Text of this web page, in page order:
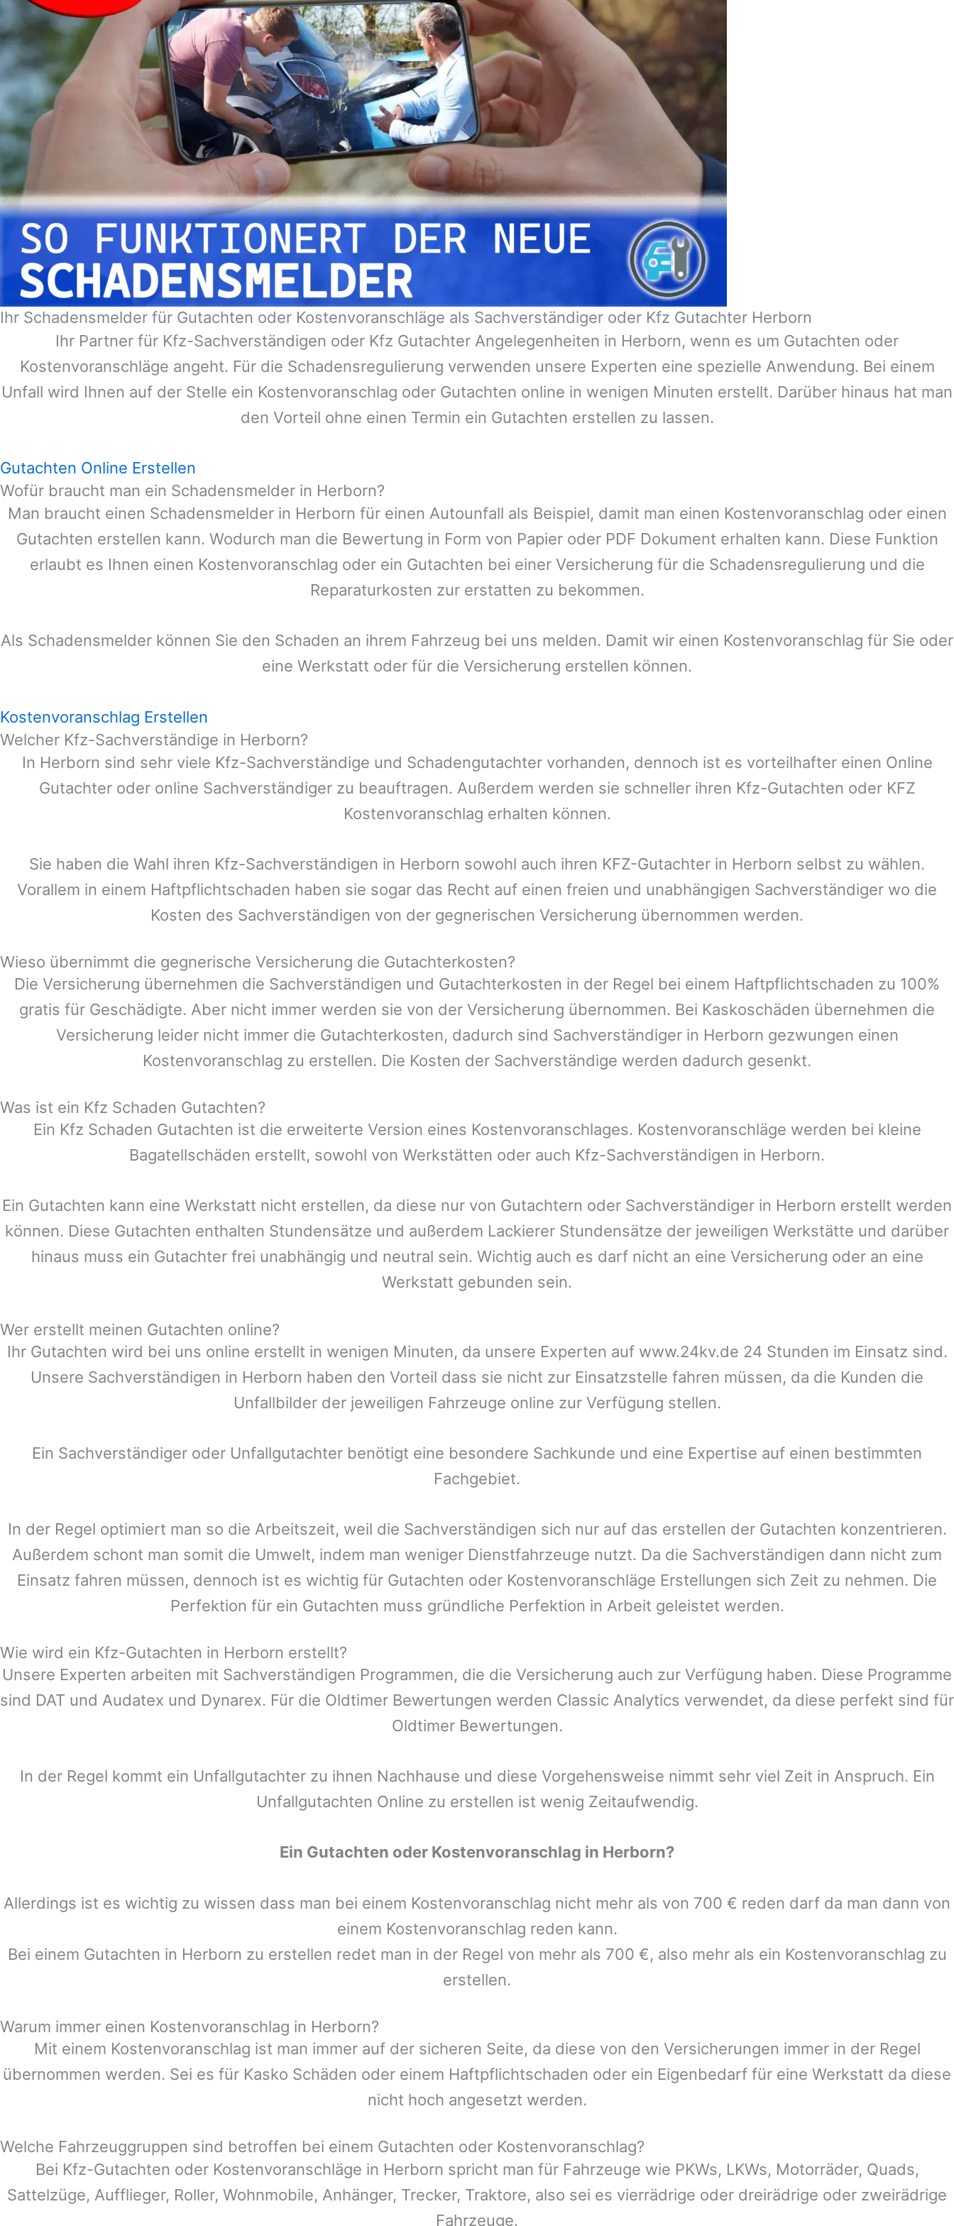
Ihr Schadensmelder für Gutachten oder Kostenvoranschläge als Sachverständiger oder Kfz Gutachter Herborn
Ihr Partner für Kfz-Sachverständigen oder Kfz Gutachter Angelegenheiten in Herborn, wenn es um Gutachten oder
Kostenvoranschläge angeht. Für die Schadensregulierung verwenden unsere Experten eine spezielle Anwendung. Bei einem
Unfall wird Ihnen auf der Stelle ein Kostenvoranschlag oder Gutachten online in wenigen Minuten erstellt. Darüber hinaus hat man
den Vorteil ohne einen Termin ein Gutachten erstellen zu lassen.
Gutachten Online Erstellen
Wofür braucht man ein Schadensmelder in Herborn?
Man braucht einen Schadensmelder in Herborn für einen Autounfall als Beispiel, damit man einen Kostenvoranschlag oder einen
Gutachten erstellen kann. Wodurch man die Bewertung in Form von Papier oder PDF Dokument erhalten kann. Diese Funktion
erlaubt es Ihnen einen Kostenvoranschlag oder ein Gutachten bei einer Versicherung für die Schadensregulierung und die
Reparaturkosten zur erstatten zu bekommen.
Als Schadensmelder können Sie den Schaden an ihrem Fahrzeug bei uns melden. Damit wir einen Kostenvoranschlag für Sie oder
eine Werkstatt oder für die Versicherung erstellen können.
Kostenvoranschlag Erstellen
Welcher Kfz-Sachverständige in Herborn?
In Herborn sind sehr viele Kfz-Sachverständige und Schadengutachter vorhanden, dennoch ist es vorteilhafter einen Online
Gutachter oder online Sachverständiger zu beauftragen. Außerdem werden sie schneller ihren Kfz-Gutachten oder KFZ
Kostenvoranschlag erhalten können.
Sie haben die Wahl ihren Kfz-Sachverständigen in Herborn sowohl auch ihren KFZ-Gutachter in Herborn selbst zu wählen.
Vorallem in einem Haftpflichtschaden haben sie sogar das Recht auf einen freien und unabhängigen Sachverständiger wo die
Kosten des Sachverständigen von der gegnerischen Versicherung übernommen werden.
Wieso übernimmt die gegnerische Versicherung die Gutachterkosten?
Die Versicherung übernehmen die Sachverständigen und Gutachterkosten in der Regel bei einem Haftpflichtschaden zu 100%
gratis für Geschädigte. Aber nicht immer werden sie von der Versicherung übernommen. Bei Kaskoschäden übernehmen die
Versicherung leider nicht immer die Gutachterkosten, dadurch sind Sachverständiger in Herborn gezwungen einen
Kostenvoranschlag zu erstellen. Die Kosten der Sachverständige werden dadurch gesenkt.
Was ist ein Kfz Schaden Gutachten?
Ein Kfz Schaden Gutachten ist die erweiterte Version eines Kostenvoranschlages. Kostenvoranschläge werden bei kleine
Bagatellschäden erstellt, sowohl von Werkstätten oder auch Kfz-Sachverständigen in Herborn.
Ein Gutachten kann eine Werkstatt nicht erstellen, da diese nur von Gutachtern oder Sachverständiger in Herborn erstellt werden
können. Diese Gutachten enthalten Stundensätze und außerdem Lackierer Stundensätze der jeweiligen Werkstätte und darüber
hinaus muss ein Gutachter frei unabhängig und neutral sein. Wichtig auch es darf nicht an eine Versicherung oder an eine
Werkstatt gebunden sein.
Wer erstellt meinen Gutachten online?
Ihr Gutachten wird bei uns online erstellt in wenigen Minuten, da unsere Experten auf www.24kv.de 24 Stunden im Einsatz sind.
Unsere Sachverständigen in Herborn haben den Vorteil dass sie nicht zur Einsatzstelle fahren müssen, da die Kunden die
Unfallbilder der jeweiligen Fahrzeuge online zur Verfügung stellen.
Ein Sachverständiger oder Unfallgutachter benötigt eine besondere Sachkunde und eine Expertise auf einen bestimmten
Fachgebiet.
In der Regel optimiert man so die Arbeitszeit, weil die Sachverständigen sich nur auf das erstellen der Gutachten konzentrieren.
Außerdem schont man somit die Umwelt, indem man weniger Dienstfahrzeuge nutzt. Da die Sachverständigen dann nicht zum
Einsatz fahren müssen, dennoch ist es wichtig für Gutachten oder Kostenvoranschläge Erstellungen sich Zeit zu nehmen. Die
Perfektion für ein Gutachten muss gründliche Perfektion in Arbeit geleistet werden.
Wie wird ein Kfz-Gutachten in Herborn erstellt?
Unsere Experten arbeiten mit Sachverständigen Programmen, die die Versicherung auch zur Verfügung haben. Diese Programme
sind DAT und Audatex und Dynarex. Für die Oldtimer Bewertungen werden Classic Analytics verwendet, da diese perfekt sind für
Oldtimer Bewertungen.
In der Regel kommt ein Unfallgutachter zu ihnen Nachhause und diese Vorgehensweise nimmt sehr viel Zeit in Anspruch. Ein
Unfallgutachten Online zu erstellen ist wenig Zeitaufwendig.
Ein Gutachten oder Kostenvoranschlag in Herborn?
Allerdings ist es wichtig zu wissen dass man bei einem Kostenvoranschlag nicht mehr als von 700 € reden darf da man dann von
einem Kostenvoranschlag reden kann.
Bei einem Gutachten in Herborn zu erstellen redet man in der Regel von mehr als 700 €, also mehr als ein Kostenvoranschlag zu
erstellen.
Warum immer einen Kostenvoranschlag in Herborn?
Mit einem Kostenvoranschlag ist man immer auf der sicheren Seite, da diese von den Versicherungen immer in der Regel
übernommen werden. Sei es für Kasko Schäden oder einem Haftpflichtschaden oder ein Eigenbedarf für eine Werkstatt da diese
nicht hoch angesetzt werden.
Welche Fahrzeuggruppen sind betroffen bei einem Gutachten oder Kostenvoranschlag?
Bei Kfz-Gutachten oder Kostenvoranschläge in Herborn spricht man für Fahrzeuge wie PKWs, LKWs, Motorräder, Quads,
Sattelzüge, Aufflieger, Roller, Wohnmobile, Anhänger, Trecker, Traktore, also sei es vierrädrige oder dreirädrige oder zweirädrige
Fahrzeuge.